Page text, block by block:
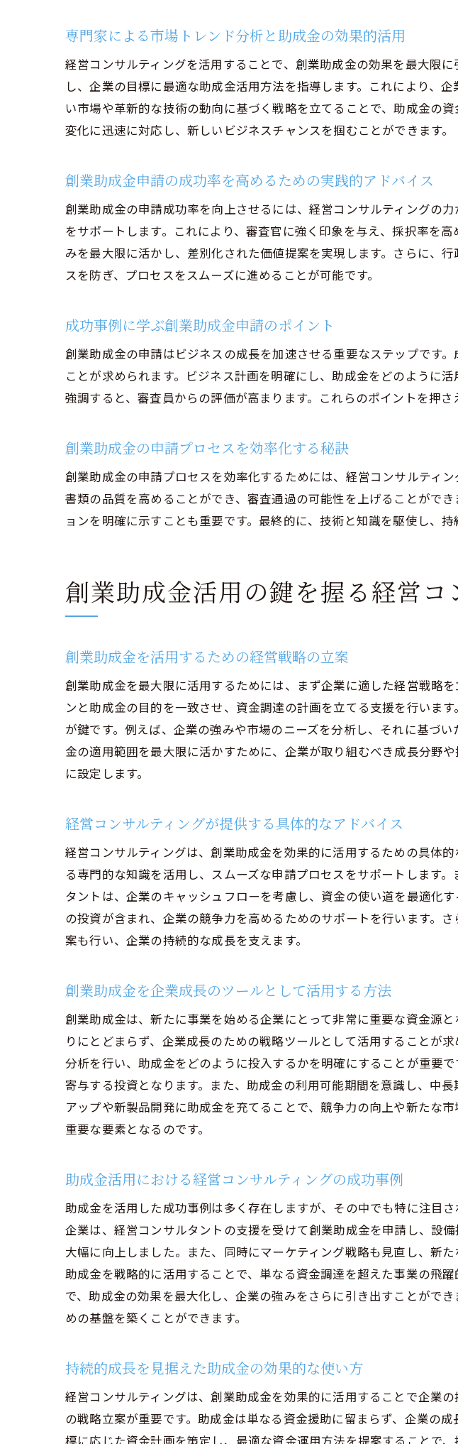
プロの経営コンサルティング
成功する創業助成金申請
コンサルタントによる助
助成金を活用した企業成
経営コンサルティングで
実績に基づく助成金活用
創業助成金申請の成功率を上
助成金申請の前に知って
コンサルタントの経験か
助成金申請成功のための
経営コンサルティングが明か
従来の助成金活用に新た
助成金活用で注目すべき
未来を見据えた助成金活
助成金を利用した企業の
未来を切り開く創業助成
助成金を通じた事業拡大
経営コンサルティングが
経営コンサルティングを通じ
持続可能な成長を支える
助成金活用後の成長管理
経営コンサルティングが
助成金を通じて実現す
専門家による市場トレンド分析と助成金の効果的活用
経営コンサルティングを活用することで、創業助成金の効果を最大限
し、企業の目標に最適な助成金活用方法を指導します。これにより、
い市場や革新的な技術の動向に基づく戦略を立てることで、助成金の
変化に迅速に対応し、新しいビジネスチャンスを掴むことができます。
創業助成金申請の成功率を高めるための実践的アドバイス
創業助成金の申請成功率を向上させるには、経営コンサルティングの
をサポートします。これにより、審査官に強く印象を与え、採択率を
みを最大限に活かし、差別化された価値提案を実現します。さらに、
スを防ぎ、プロセスをスムーズに進めることが可能です。
成功事例に学ぶ創業助成金申請のポイント
創業助成金の申請はビジネスの成長を加速させる重要なステップです
ことが求められます。ビジネス計画を明確にし、助成金をどのように
強調すると、審査員からの評価が高まります。これらのポイントを押
創業助成金の申請プロセスを効率化する秘訣
創業助成金の申請プロセスを効率化するためには、経営コンサルティ
書類の品質を高めることができ、審査通過の可能性を上げることがで
ョンを明確に示すことも重要です。最終的に、技術と知識を駆使し、
創業助成金活用の鍵を握る経営コ
創業助成金を活用するための経営戦略の立案
創業助成金を最大限に活用するためには、まず企業に適した経営戦略
ンと助成金の目的を一致させ、資金調達の計画を立てる支援を行いま
が鍵です。例えば、企業の強みや市場のニーズを分析し、それに基づ
金の適用範囲を最大限に活かすために、企業が取り組むべき成長分野
に設定します。
経営コンサルティングが提供する具体的なアドバイス
経営コンサルティングは、創業助成金を効果的に活用するための具体
る専門的な知識を活用し、スムーズな申請プロセスをサポートします
タントは、企業のキャッシュフローを考慮し、資金の使い道を最適化
の投資が含まれ、企業の競争力を高めるためのサポートを行います。
案も行い、企業の持続的な成長を支えます。
創業助成金を企業成長のツールとして活用する方法
創業助成金は、新たに事業を始める企業にとって非常に重要な資金源
りにとどまらず、企業成長のための戦略ツールとして活用することが
分析を行い、助成金をどのように投入するかを明確にすることが重要
寄与する投資となります。また、助成金の利用可能期間を意識し、中
アップや新製品開発に助成金を充てることで、競争力の向上や新たな
重要な要素となるのです。
助成金活用における経営コンサルティングの成功事例
助成金を活用した成功事例は多く存在しますが、その中でも特に注目
企業は、経営コンサルタントの支援を受けて創業助成金を申請し、設
大幅に向上しました。また、同時にマーケティング戦略も見直し、新
助成金を戦略的に活用することで、単なる資金調達を超えた事業の飛
で、助成金の効果を最大化し、企業の強みをさらに引き出すことがで
めの基盤を築くことができます。
持続的成長を見据えた助成金の効果的な使い方
経営コンサルティングは、創業助成金を効果的に活用することで企業
の戦略立案が重要です。助成金は単なる資金援助に留まらず、企業の
標に応じた資金計画を策定し、最適な資金運用方法を提案することで